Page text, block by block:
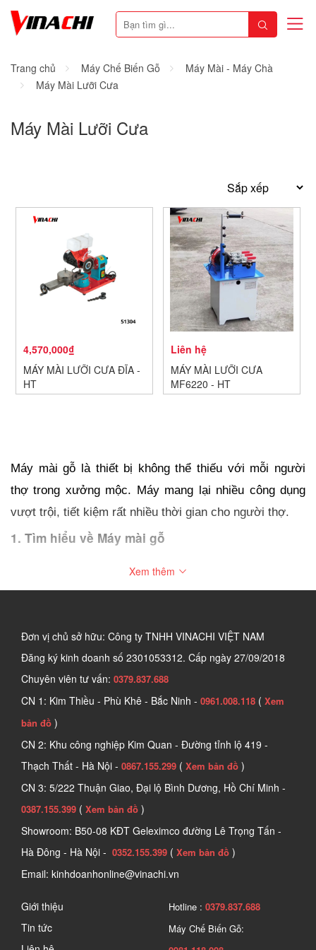
Trang chủ Máy Chế Biến Gỗ
Máy Mài - Máy Chà
Máy Mài Lưỡi Cưa
Máy Mài Lưỡi Cưa
4,570,000₫
MÁY MÀI LƯỠI CƯA ĐĨA -
HT
Liên hệ
MÁY MÀI LƯỠI CƯA
MF6220 - HT
Máy mài gỗ là thiết bị không thể thiếu với mỗi người
thợ trong xưởng mộc. Máy mang lại nhiều công dụng
vượt trội, tiết kiệm rất nhiều thời gian cho người thợ.
1. Tìm hiểu về Máy mài gỗ
Máy mài gỗ là một loại máy chế biến gỗ hiện đại,
chuyên dùng để chà nhám bề mặt phẳng của sản phẩm
Máy có thể gắn một, hai hoặc ba trục nhám, tùy theo
nhu cầu và công suất của xưởng, giúp nâng cao chất
lượng và thẩm mỹ của sản phẩm gỗ, đồng thời tiết
kiệm thời gian và chi phí so với chà nhám thủ công.
2. Công dụng và tính năng của Máy mài gỗ
2.1 Công dụng
- Đánh bóng bề mặt gỗ để tăng độ sáng bóng, thẩm mỹ,
và bảo vệ gỗ khỏi ẩm mốc, mối mọt.
mong muốn.
- Khoét rãnh, lỗ, hoặc các chi tiết trang trí trên gỗ.
Xem thêm
Đơn vị chủ sở hữu: Công ty TNHH VINACHI VIỆT NAM
Đăng ký kinh doanh số 2301053312. Cấp ngày 27/09/2018
Chuyên viên tư vấn: 0379.837.688
CN 1: Kim Thiều - Phù Khê - Bắc Ninh - 0961.008.118 ( Xem
bản đồ )
CN 2: Khu công nghiệp Kim Quan - Đường tỉnh lộ 419 -
Thạch Thất - Hà Nội - 0867.155.299 ( Xem bản đồ )
CN 3: 5/222 Thuận Giao, Đại lộ Bình Dương, Hồ Chí Minh -
0387.155.399 ( Xem bản đồ )
Showroom: B50-08 KĐT Geleximco đường Lê Trọng Tấn -
Hà Đông - Hà Nội - 0352.155.399 ( Xem bản đồ )
Email: kinhdoanhonline@vinachi.vn
Giới thiệu
Tin tức
Hotline : 0379.837.688
Máy Chế Biến Gỗ: